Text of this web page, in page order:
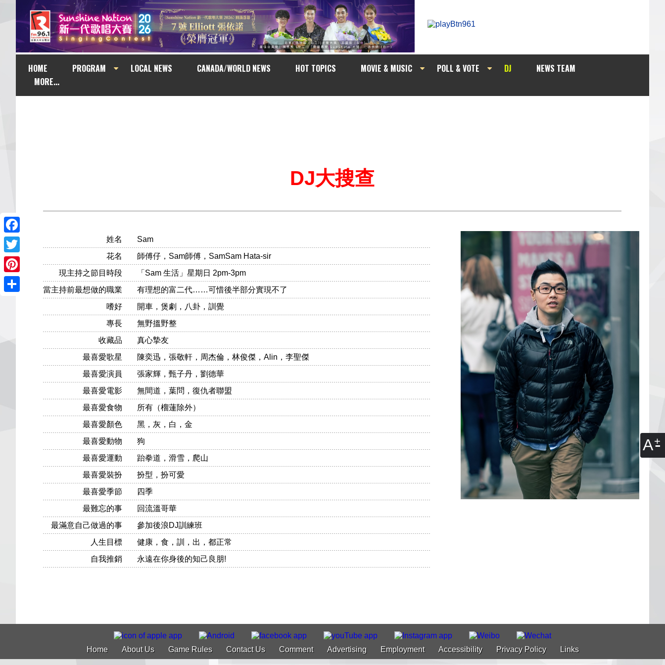
A
HOME PROGRAM LOCAL NEWS CANADA/WORLD NEWS HOT TOPICS MOVIE & MUSIC POLL & VOTE DJ
NEWS TEAM
MORE...
Facebook
Twitter
Pinterest
DJ大搜查
姓名
Sam
花名
師傅仔，Sam師傅，SamSam Hata-sir
現主持之節目時段
「Sam 生活」星期日 2pm-3pm
當主持前最想做的職業
有理想的富二代……可惜後半部分實現不了
嗜好
開車，煲劇，八卦，訓覺
專長
無野搵野整
收藏品
真心摯友
最喜愛歌星
陳奕迅，張敬軒，周杰倫，林俊傑，Alin，李聖傑
最喜愛演員
張家輝，甄子丹，劉德華
最喜愛電影
無間道，葉問，復仇者聯盟
最喜愛食物
所有（榴蓮除外）
最喜愛顏色
黑，灰，白，金
最喜愛動物
狗
最喜愛運動
跆拳道，滑雪，爬山
最喜愛裝扮
扮型，扮可愛
最喜愛季節
四季
最難忘的事
回流溫哥華
最滿意自己做過的事
參加後浪DJ訓練班
人生目標
健康，食，訓，出，都正常
自我推銷
永遠在你身後的知己良朋!
Home About Us Game Rules Contact Us Comment Advertising Employment Accessibility Privacy Policy Links